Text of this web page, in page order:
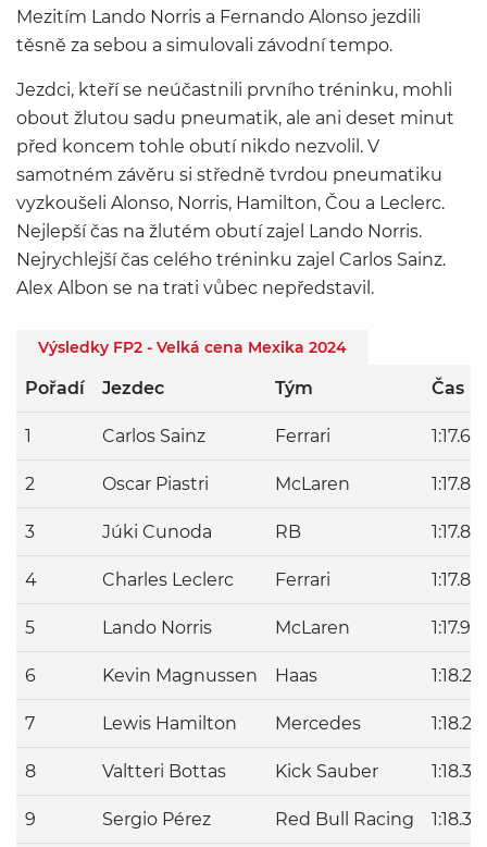
Mezitím Lando Norris a Fernando Alonso jezdili
těsně za sebou a simulovali závodní tempo.
Jezdci, kteří se neúčastnili prvního tréninku, mohli
obout žlutou sadu pneumatik, ale ani deset minut
před koncem tohle obutí nikdo nezvolil. V
samotném závěru si středně tvrdou pneumatiku
vyzkoušeli Alonso, Norris, Hamilton, Čou a Leclerc.
Nejlepší čas na žlutém obutí zajel Lando Norris.
Nejrychlejší čas celého tréninku zajel Carlos Sainz.
Alex Albon se na trati vůbec nepředstavil.
Výsledky FP2 - Velká cena Mexika 2024
Pořadí Jezdec Tým Čas
1 Carlos Sainz Ferrari
2 Oscar Piastri McLaren
3 Júki Cunoda RB
4 Charles Leclerc Ferrari
5 Lando Norris McLaren
6 Kevin Magnussen Haas
7 Lewis Hamilton Mercedes
8 Valtteri Bottas Kick Sauber 1:18.351
9 Sergio Pérez Red Bull Racing